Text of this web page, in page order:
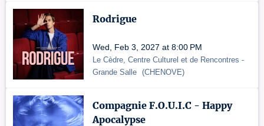
Rodrigue
Wed, Feb 3, 2027 at 8:00 PM
Le Cèdre, Centre Culturel et de Rencontres -
Grande Salle (CHENOVE)
Compagnie F.O.U.I.C - Happy
Apocalypse